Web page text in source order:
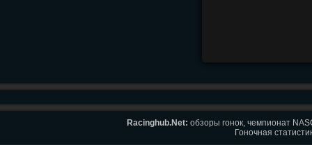
Racinghub.Net: обзоры гонок, чемпионат
Гоночная